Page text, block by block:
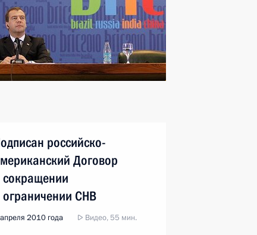
российско-
Договор
сокращении
ограничении СНВ
2010 года Видео, 55 мин.